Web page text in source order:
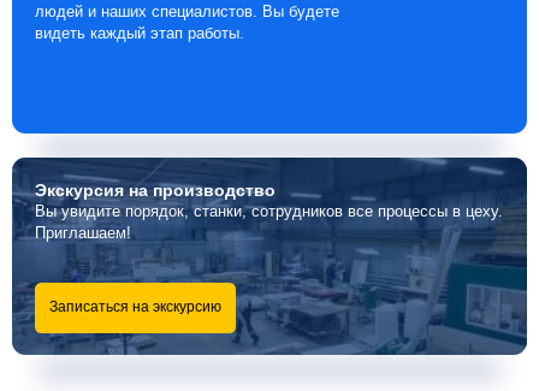
людей и наших специалистов. Вы будете
видеть каждый этап работы.
Экскурсияна производство
Вы увидите порядок, станки, сотрудников все процессы в цеху.
Приглашаем!
Записаться на экскурсию